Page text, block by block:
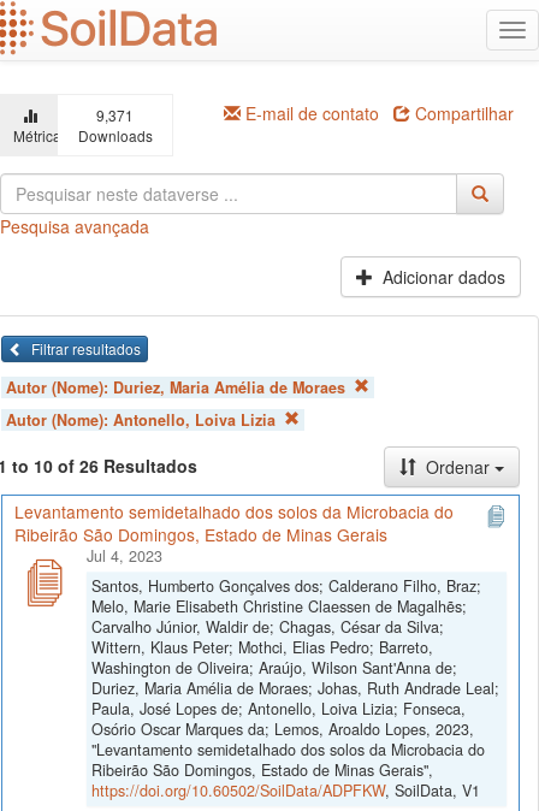
Ir
para
o
principal
Métricas
9,371
Downloads
E-mail de contato Compartilhar
Pesquisa avançada
Adicionar dados
Filtrar resultados
Autor (Nome): Duriez, Maria Amélia de Moraes
Autor (Nome): Antonello, Loiva Lizia
to 10 of 26 Resultados
Ordenar
Levantamento semidetalhado dos solos da Microbacia do
Ribeirão São Domingos, Estado de Minas Gerais
Jul 4, 2023
Santos, Humberto Gonçalves dos; Calderano Filho, Braz;
Melo, Marie Elisabeth Christine Claessen de Magalhẽs;
Carvalho Júnior, Waldir de; Chagas, César da Silva;
Wittern, Klaus Peter; Mothci, Elias Pedro; Barreto,
Washington de Oliveira; Araújo, Wilson Sant'Anna de;
Duriez, Maria Amélia de Moraes; Johas, Ruth Andrade Leal;
Paula, José Lopes de; Antonello, Loiva Lizia; Fonseca,
Osório Oscar Marques da; Lemos, Aroaldo Lopes, 2023,
"Levantamento semidetalhado dos solos da Microbacia do
Ribeirão São Domingos, Estado de Minas Gerais",
https://doi.org/10.60502/SoilData/ADPFKW, SoilData, V1